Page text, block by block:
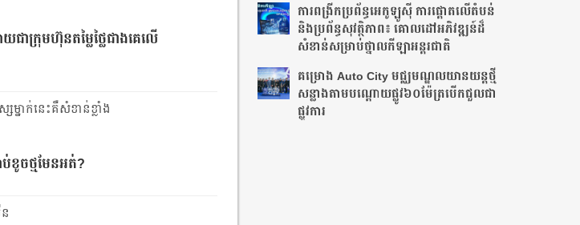
ជាក្រុមហ៊ុនតម្លៃថ្លៃជាងគេលើ
នាក់នេះគឺសំខាន់ខ្លាំង
ខូចថ្មមែនអត់?
ការពង្រីកប្រព័ន្ធអេកូឡូស៊ី ការផ្តោតលើតំបន់
និងប្រព័ន្ធសុវត្ថិភាព៖ គោលដៅអភិវឌ្ឍន៍ដ៏
សំខាន់សម្រាប់ថ្នាលកីឡាអន្តរជាតិ
គម្រោង Auto City មជ្ឈមណ្ឌលយានយន្តថ្មី
សន្លាង​តាមបណ្តោយផ្លូវ​​៦០ម៉ែត្រ​បើកជួលជា
ផ្លូវការ